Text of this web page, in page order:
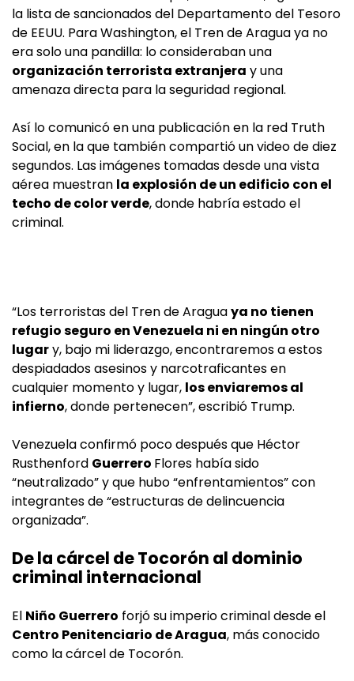
la lista de sancionados del Departamento del Tesoro
de EEUU. Para Washington, el Tren de Aragua ya no
era solo una pandilla: lo consideraban una
organización terrorista extranjera y una
amenaza directa para la seguridad regional.
Así lo comunicó en una publicación en la red Truth
Social, en la que también compartió un video de diez
segundos. Las imágenes tomadas desde una vista
aérea muestran la explosión de un edificio con el
techo de color verde, donde habría estado el
criminal.
“Los terroristas del Tren de Araguaya no tienen
refugio seguro en Venezuela ni en ningún otro
lugary, bajo mi liderazgo, encontraremos a estos
despiadados asesinos y narcotraficantes en
cualquier momento y lugar, los enviaremos al
infierno, donde pertenecen”, escribió Trump.
Venezuela confirmó poco después que Héctor
Rusthenford Guerrero Flores había sido
“neutralizado” y que hubo “enfrentamientos” con
integrantes de “estructuras de delincuencia
organizada”.
De la cárcel de Tocorón al dominio
criminal internacional
El Niño Guerrero forjó su imperio criminal desde el
Centro Penitenciario de Aragua, más conocido
como la cárcel de Tocorón.